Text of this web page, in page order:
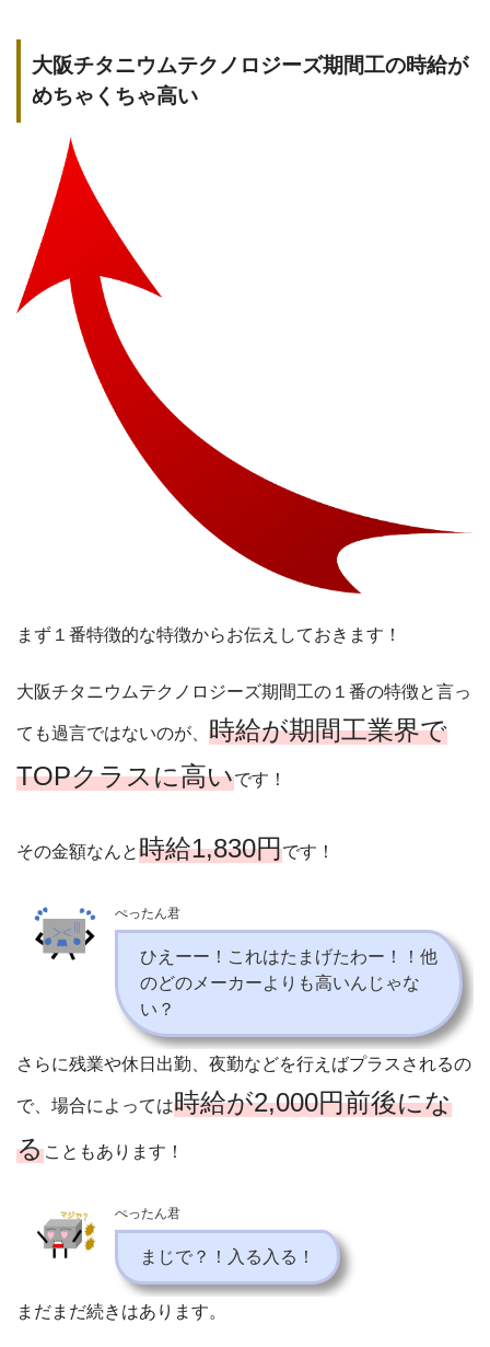
大阪チタニウムテクノロジーズ期間工の時給が
めちゃくちゃ高い
まず１番特徴的な特徴からお伝えしておきます！
大阪チタニウムテクノロジーズ期間工の１番の特徴と言っ
ても過言ではないのが、 時給が期間工業界で
TOPクラスに高いです！
その金額なんと時給1,830円です！
ぺったん君
ひえーー！これはたまげたわー！！他
のどのメーカーよりも高いんじゃな
い？
さらに残業や休日出勤、夜勤などを行えばプラスされるの
で、場合によっては時給が2,000円前後にな
ることもあります！
ぺったん君
まじで？！入る入る！
まだまだ続きはあります。